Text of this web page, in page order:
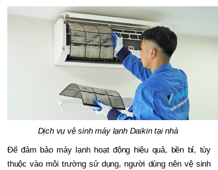
Dịch vụ vệ sinh máy lạnh Daikin tại nhà
Để đảm bảo máy lạnh hoạt động hiệu quả, bền bỉ, tùy
thuộc vào môi trường sử dụng, người dùng nên vệ sinh